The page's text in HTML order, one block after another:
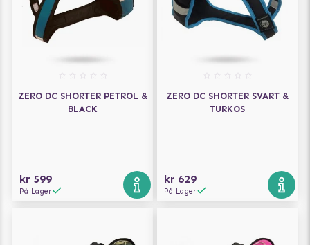
ZERO DC SHORTER PETROL &
BLACK
kr 599
På Lager
ZERO DC SHORTER SVART &
TURKOS
kr 629
På Lager